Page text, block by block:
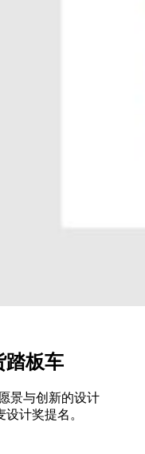
踏板车
景与创新的设计
计奖提名。